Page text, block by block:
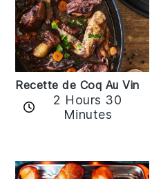
Recette de Coq Au Vin
2 Hours 30
Minutes